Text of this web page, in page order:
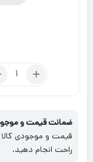
تعداد:
پی-
لینک
مدل
ضمانت قیمت و
قیمت و موجودی
راحت انجام دهید.